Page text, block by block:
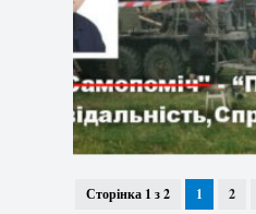
Сторінка 1 з 2 1 2